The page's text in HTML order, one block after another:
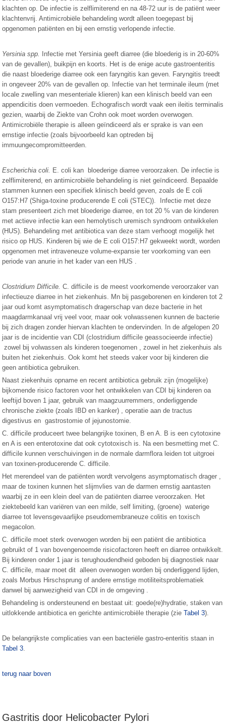
klachten op. De infectie is zelflimiterend en na 48-72 uur is de patiënt weer
klachtenvrij. Antimicrobiële behandeling wordt alleen toegepast bij
opgenomen patiënten en bij een ernstig verlopende infectie.
Yersinia spp.
Infectie met Yersinia geeft diarree (die bloederig is in 20-60%
van de gevallen), buikpijn en koorts. Het is de enige acute gastroenteritis
die naast bloederige diarree ook een faryngitis kan geven. Faryngitis treedt
in ongeveer 20% van de gevallen op. Infectie van het terminale ileum (met
locale zwelling van mesenteriale klieren) kan een klinisch beeld van een
appendicitis doen vermoeden. Echografisch wordt vaak een ileitis terminalis
gezien, waarbij de Ziekte van Crohn ook moet worden overwogen.
Antimicrobiële therapie is alleen geïndiceerd als er sprake is van een
ernstige infectie (zoals bijvoorbeeld kan optreden bij
immuungecompromitteerden.
Escherichia coli. E. coli kan bloederige diarree veroorzaken. De infectie is
zelflimiterend, en antimicrobiële behandeling is niet geïndiceerd. Bepaalde
stammen kunnen een specifiek klinisch beeld geven, zoals de E coli
O157:H7 (Shiga-toxine producerende E coli (STEC)). Infectie met deze
stam presenteert zich met bloederige diarree, en tot 20 % van de kinderen
met actieve infectie kan een hemolytisch uremisch syndroom ontwikkelen
(HUS). Behandeling met antibiotica van deze stam verhoogt mogelijk het
risico op HUS. Kinderen bij wie de E coli O157:H7 gekweekt wordt, worden
opgenomen met intraveneuze volume-expansie ter voorkoming van een
periode van anurie in het kader van een HUS .
Clostridium Difficile.C. difficile is de meest voorkomende veroorzaker van
infectieuze diarree in het ziekenhuis. Mn bij pasgeborenen en kinderen tot 2
jaar oud komt asymptomatisch dragerschap van deze bacterie in het
maagdarmkanaal vrij veel voor, maar ook volwassenen kunnen de bacterie
bij zich dragen zonder hiervan klachten te ondervinden. In de afgelopen 20
jaar is de incidentie van CDI (clostridium difficile geassocieerde infectie)
zowel bij volwassen als kinderen toegenomen , zowel in het ziekenhuis als
buiten het ziekenhuis. Ook komt het steeds vaker voor bij kinderen die
geen antibiotica gebruiken.
Naast ziekenhuis opname en recent antibiotica gebruik zijn (mogelijke)
bijkomende risico factoren voor het ontwikkelen van CDI bij kinderen oa
leeftijd boven 1 jaar, gebruik van maagzuurremmers, onderliggende
chronische ziekte (zoals IBD en kanker) , operatie aan de tractus
digestivus en gastrostomie of jejunostomie.
C. difficile produceert twee belangrijke toxinen, B en A. B is een cytotoxine
en A is een enterotoxine dat ook cytotoxisch is. Na een besmetting met C.
difficile kunnen verschuivingen in de normale darmflora leiden tot uitgroei
van toxinen-producerende C. difficile.
Het merendeel van de patiënten wordt vervolgens asymptomatisch drager ,
maar de toxinen kunnen het slijmvlies van de darmen ernstig aantasten
waarbij ze in een klein deel van de patiënten diarree veroorzaken. Het
ziektebeeld kan variëren van een milde, self limiting, (groene) waterige
diarree tot levensgevaarlijke pseudomembraneuze colitis en toxisch
megacolon.
C. difficile moet sterk overwogen worden bij een patiënt die antibiotica
gebruikt of 1 van bovengenoemde risicofactoren heeft en diarree ontwikkelt.
Bij kinderen onder 1 jaar is terughoudendheid geboden bij diagnostiek naar
C. difficile, maar moet dit alleen overwogen worden bij onderliggend lijden,
zoals Morbus Hirschsprung of andere ernstige motiliteitsproblematiek
danwel bij aanwezigheid van CDI in de omgeving .
Behandeling is ondersteunend en bestaat uit: goede(re)hydratie, staken van
uitlokkende antibiotica en gerichte antimicrobiële therapie (zieTabel 3).
De belangrijkste complicaties van een bacteriële gastro-enteritis staan in
Tabel 3.
terug naar boven
Gastritis door Helicobacter Pylori